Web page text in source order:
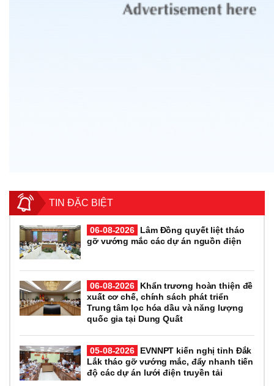
TIN ĐẶC BIỆT
06-08-2026
Lâm Đồng quyết liệt tháo
gỡ vướng mắc các dự án nguồn điện
06-08-2026
Khẩn trương hoàn thiện đề
xuất cơ chế, chính sách phát triển
Trung tâm lọc hóa dầu và năng lượng
quốc gia tại Dung Quất
05-08-2026
EVNNPT kiến nghị tỉnh Đắk
Lắk tháo gỡ vướng mắc, đẩy nhanh tiến
độ các dự án lưới điện truyền tải